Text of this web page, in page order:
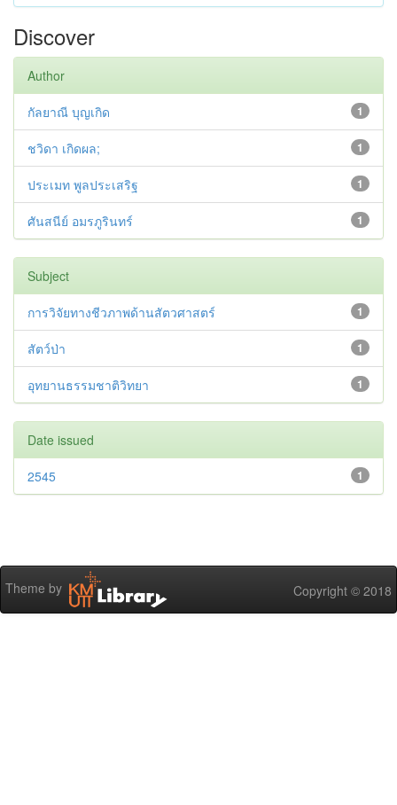
Discover
Author
1
กัลยาณี บุญเกิด
1
ชวิดา เกิดผล;
1
ประเมท พูลประเสริฐ
1
ศันสนีย์ อมรภูรินทร์
Subject
1
การวิจัยทางชีวภาพด้านสัตวศาสตร์
1
สัตว์ป่า
1
อุทยานธรรมชาติวิทยา
Date issued
1
2545
Theme by Copyright © 2018